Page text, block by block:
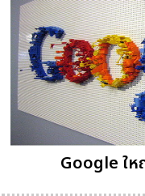
Google ให